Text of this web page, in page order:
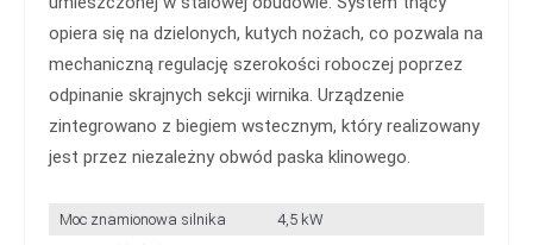
opiera się na dzielonych, kutych nożach, co pozwala na
mechaniczną regulację szerokości roboczej poprzez
odpinanie skrajnych sekcji wirnika. Urządzenie
zintegrowano z biegiem wstecznym, który realizowany
jest przez niezależny obwód paska klinowego.
Moc znamionowa silnika
4,5 kW